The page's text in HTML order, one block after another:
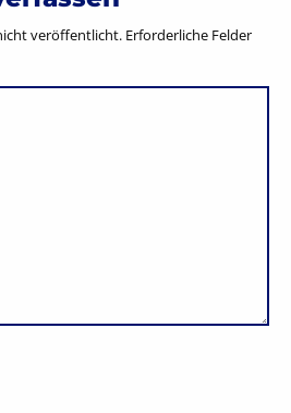
veröffentlicht. Erforderliche Felder